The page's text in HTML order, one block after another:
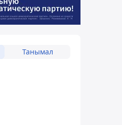
Танымал